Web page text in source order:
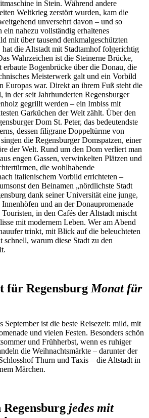
in Stein. Während andere
Weltkrieg zerstört wurden, kam die
unversehrt davon – und so
nahezu vollständig erhaltenes
mit über tausend denkmalgeschützten
die Altstadt mit Stadtamhof folgerichtig
Wahrzeichen ist die Steinerne Brücke,
erbaute Bogenbrücke über die Donau, die
Meisterwerk galt und ein Vorbild
Europas war. Direkt an ihrem Fuß steht die
in der seit Jahrhunderten Regensburger
gegrillt werden – ein Imbiss mit
Garküchen der Welt zählt. Über den
Dom St. Peter, das bedeutendste
dessen filigrane Doppeltürme von
die Regensburger Domspatzen, einer
der Welt. Rund um den Dom verliert man
engen Gassen, verwinkelten Plätzen und
die wohlhabende
italienischem Vorbild errichteten –
den Beinamen „nördlichste Stadt
dank seiner Universität eine junge,
und an der Donaupromenade
Touristen, in den Cafés der Altstadt mischt
mit modernem Leben. Wer am Abend
trinkt, mit Blick auf die beleuchteten
schnell, warum diese Stadt zu den
für Regensburg Monat für
September ist die beste Reisezeit: mild, mit
und vielen Festen. Besonders schön
und Frühherbst, wenn es ruhiger
die Weihnachtsmärkte – darunter der
Thurn und Taxis – die Altstadt in
Märchen.
jedes mit